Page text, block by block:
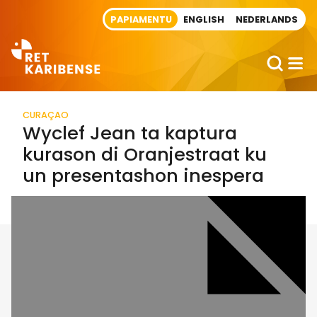
PAPIAMENTU ENGLISH NEDERLANDS
CURAÇAO
Wyclef Jean ta kaptura
kurason di Oranjestraat ku
un presentashon inespera